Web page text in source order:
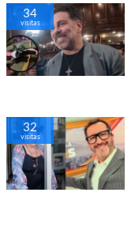
34
visitas
32
visitas